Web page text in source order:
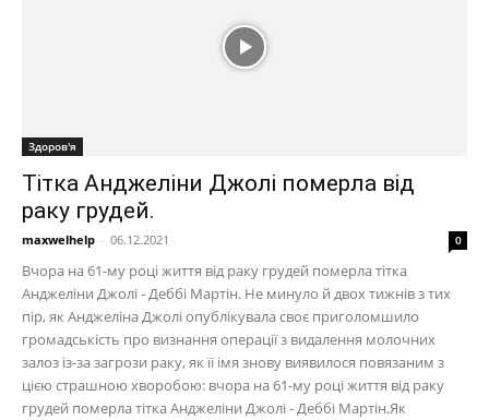
Здоров'я
Тітка Анджеліни Джолі померла від
раку грудей.
maxwelhelp - 06.12.2021 0
Вчора на 61-му році життя від раку грудей померла тітка
Анджеліни Джолі - Деббі Мартін. Не минуло й двох тижнів з тих
пір, як Анджеліна Джолі опублікувала своє приголомшило
громадськість про визнання операції з видалення молочних
залоз із-за загрози раку, як її імя знову виявилося повязаним з
цією страшною хворобою: вчора на 61-му році життя від раку
грудей померла тітка Анджеліни Джолі - Деббі Мартін.Як